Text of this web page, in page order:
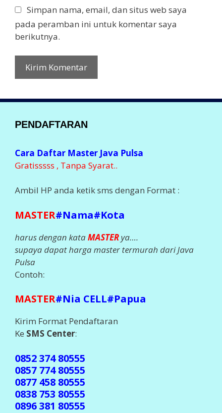
t
s
w
e
Simpan nama, email, dan situs web saya
pada peramban ini untuk komentar saya
berikutnya.
PENDAFTARAN
Cara Daftar Master Java Pulsa
Gratisssss , Tanpa Syarat..
Ambil HP anda ketik sms dengan Format :
MASTER#Nama#Kota
harus dengan kataMASTER ya….
supaya dapat harga master termurah dari Java
Pulsa
Contoh:
MASTER#Nia CELL#Papua
Kirim Format Pendaftaran
Ke SMS Center:
0852 374 80555
0857 774 80555
0877 458 80555
0838 753 80555
0896 381 80555